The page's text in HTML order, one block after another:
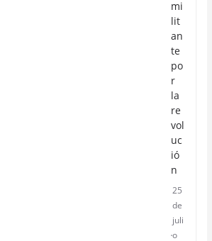
mi
lit
an
te
po
r
la
re
vol
uc
ió
n
25
de
juli
o